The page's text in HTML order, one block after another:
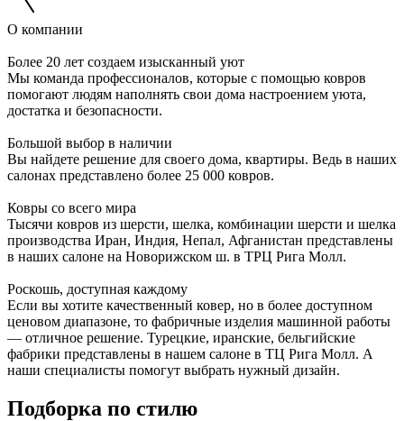
О компании
Более 20 лет создаем изысканный уют
Мы команда профессионалов, которые с помощью ковров
помогают людям наполнять свои дома настроением уюта,
достатка и безопасности.
Большой выбор в наличии
Вы найдете решение для своего дома, квартиры. Ведь в наших
салонах представлено более 25 000 ковров.
Ковры со всего мира
Тысячи ковров из шерсти, шелка, комбинации шерсти и шелка
производства Иран, Индия, Непал, Афганистан представлены
в наших салоне на Новорижском ш. в ТРЦ Рига Молл.
Роскошь, доступная каждому
Если вы хотите качественный ковер, но в более доступном
ценовом диапазоне, то фабричные изделия машинной работы
— отличное решение. Турецкие, иранские, бельгийские
фабрики представлены в нашем салоне в ТЦ Рига Молл. А
наши специалисты помогут выбрать нужный дизайн.
Подборка по стилю